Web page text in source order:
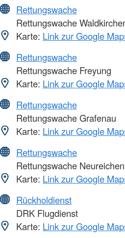
Rettungswache
Rettungswache
Karte: Link zur Google
Rettungswache
Rettungswache Freyung
Karte: Link zur Google
Rettungswache
Rettungswache Grafenau
Karte: Link zur Google
Rettungswache
Rettungswache
Karte: Link zur Google
Rückholdienst
DRK Flugdienst
Karte: Link zur Google